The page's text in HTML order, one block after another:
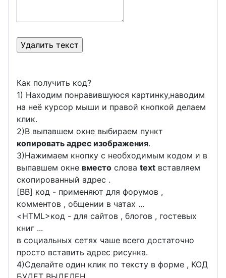
Как получить код?
1) Находим понравившуюся картинку,наводим
на неё курсор мыши и правой кнопкой делаем
клик.
2)В выпавшем окне выбираем пункт
копировать адрес изображения.
3)Нажимаем кнопку с необходимым кодом и в
выпавшем окне вместо слова text вставляем
скопированный адрес .
[BB] код - применяют для форумов ,
комментов , общении в чатах ...
<HTML>код - для сайтов , блогов , гостевых
книг ...
в социальных сетях чаше всего достаточно
просто вставить адрес рисунка.
4)Сделайте один клик по тексту в форме , КОД